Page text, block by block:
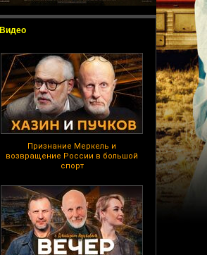
Видео
Признание Меркель и
возвращение России в большой
спорт